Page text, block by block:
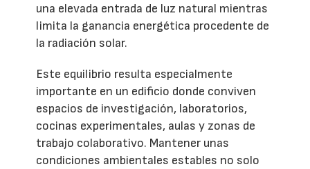
una elevada entrada de luz natural mientras
limita la ganancia energética procedente de
la radiación solar.
Este equilibrio resulta especialmente
importante en un edificio donde conviven
espacios de investigación, laboratorios,
cocinas experimentales, aulas y zonas de
trabajo colaborativo. Mantener unas
condiciones ambientales estables no solo